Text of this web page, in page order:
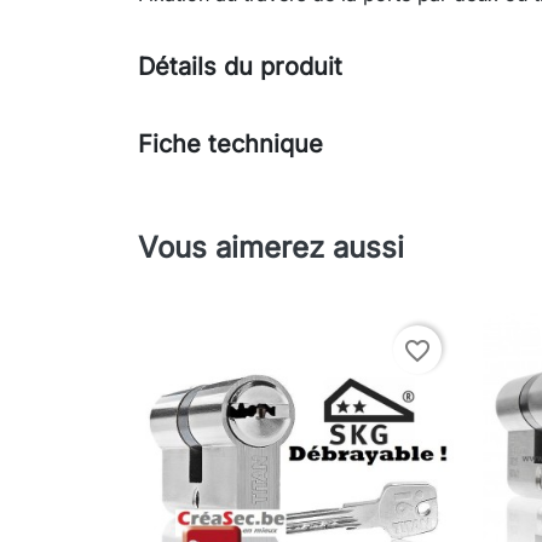
Détails du produit
Fiche technique
Vous aimerez aussi
favorite_border